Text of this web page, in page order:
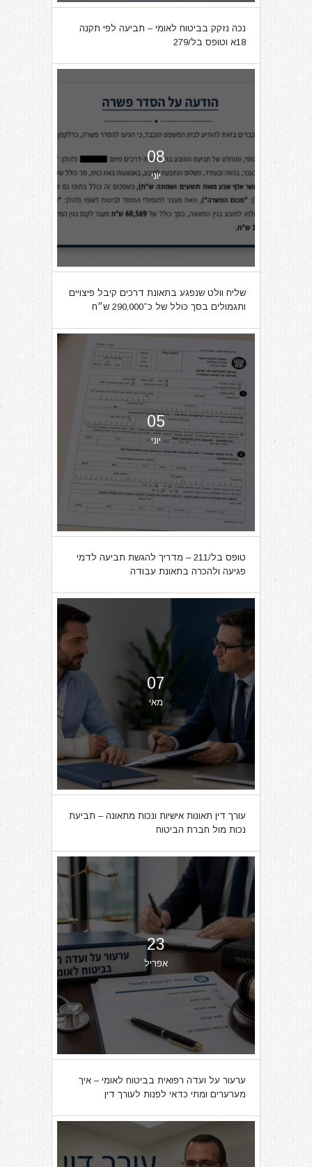
נכה נזקק בביטוח לאומי – תביעה לפי תקנה
18א וטופס בל/279
08
יוני
שליח וולט שנפגע בתאונת דרכים קיבל פיצויים
ותגמולים בסך כולל של כ־290,000 ש״ח
05
יוני
טופס בל/211 – מדריך להגשת תביעה לדמי
פגיעה ולהכרה בתאונת עבודה
07
מאי
עורך דין תאונות אישיות ונכות מתאונה – תביעת
נכות מול חברת הביטוח
23
אפריל
ערעור על ועדה רפואית בביטוח לאומי – איך
מערערים ומתי כדאי לפנות לעורך דין